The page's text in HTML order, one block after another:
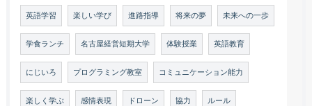
英語学習 楽しい学び 進路指導 将来の夢 未来への一歩
学食ランチ 名古屋経営短期大学 体験授業 英語教育
にじいろ プログラミング教室 コミュニケーション能力
楽しく学ぶ 感情表現 ドローン 協力 ルール